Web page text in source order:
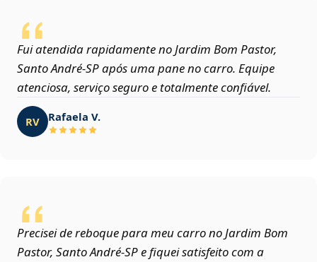
Fui atendida rapidamente no Jardim Bom Pastor,
Santo André‑SP após uma pane no carro. Equipe
atenciosa, serviço seguro e totalmente confiável.
RV Rafaela V.
Precisei de reboque para meu carro no Jardim Bom
Pastor, Santo André‑SP e fiquei satisfeito com a